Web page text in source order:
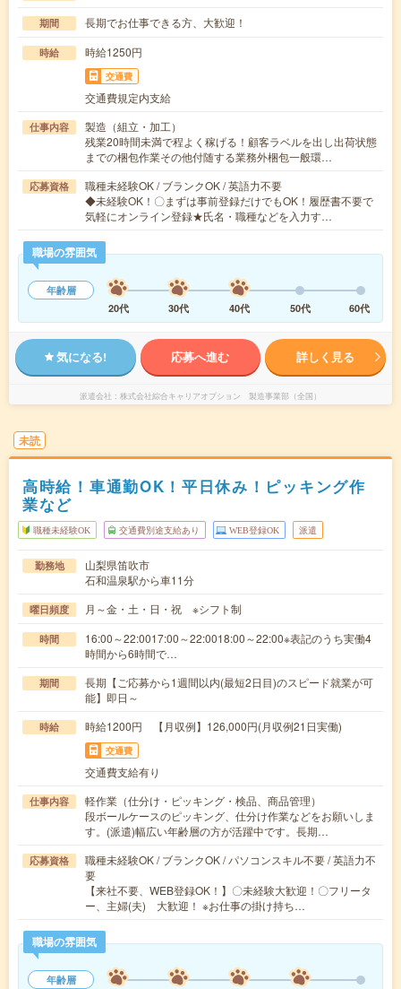
期間 長期でお仕事できる方、大歓迎！
時給 時給1250円
交通費
交通費規定内支給
仕事内容
製造（組立・加工）
残業20時間未満で程よく稼げる！顧客ラベルを出し出荷状態
までの梱包作業その他付随する業務外梱包一般環…
応募資格
職種未経験OK / ブランクOK / 英語力不要
◆未経験OK！〇まずは事前登録だけでもOK！履歴書不要で
気軽にオンライン登録★氏名・職種などを入力す…
職場の雰囲気
年齢層
20代
30代 40代 50代 60代
気になる! 応募へ進む 詳しく見る
派遣会社 株式会社綜合キャリアオプション 製造事業部（全国）
未読
高時給！車通勤OK！平日休み！ピッキング作
業など
職種未経験OK 交通費別途支給あり WEB登録OK 派遣
勤務地
山梨県笛吹市
石和温泉駅から車11分
曜日頻度 月～金・土・日・祝 ※シフト制
時間
16:00～22:0017:00～22:0018:00～22:00※表記のうち実働4
時間から6時間で…
期間
長期【ご応募から1週間以内(最短2日目)のスピード就業が可
能】即日～
時給 時給1200円 【月収例】126,000円(月収例21日実働)
交通費
交通費支給有り
仕事内容
軽作業（仕分け・ピッキング・検品、商品管理）
段ボールケースのピッキング、仕分け作業などをお願いしま
す。(派遣)幅広い年齢層の方が活躍中です。長期…
応募資格
職種未経験OK / ブランクOK / パソコンスキル不要 / 英語力不
要
【来社不要、WEB登録OK！】〇未経験大歓迎！〇フリータ
ー、主婦(夫) 大歓迎！ ※お仕事の掛け持ち…
職場の雰囲気
年齢層